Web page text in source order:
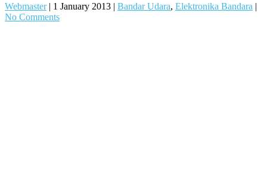
Webmaster| 1 January 2013 | Bandar Udara, Elektronika Bandara |
No Comments